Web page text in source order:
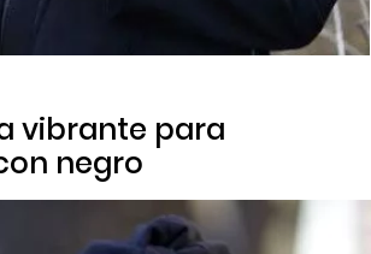
vibrante para
negro